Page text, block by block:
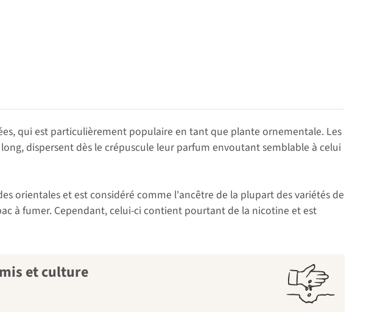
qui est particulièrement populaire en tant que plante ornementale. Les
dispersent dès le crépuscule leur parfum envoutant semblable à celui
orientales et est considéré comme l'ancêtre de la plupart des variétés de
à fumer. Cependant, celui-ci contient pourtant de la nicotine et est
et culture